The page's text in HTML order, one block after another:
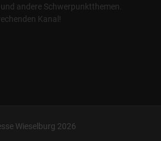
andere Schwerpunktthemen.
Kanal!
Wieselburg 2026